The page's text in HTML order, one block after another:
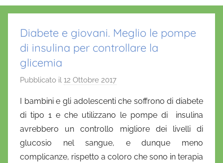
Diabete e giovani. Meglio le pompe
di insulina per controllare la
glicemia
Pubblicato il 12 Ottobre 2017
D
n
e
I bambini e gli adolescenti che soffrono di diabete
di tipo 1 e che utilizzano le pompe di insulina
avrebbero un controllo migliore dei livelli di
glucosio nel sangue, e dunque meno
complicanze, rispetto a coloro che sono in terapia